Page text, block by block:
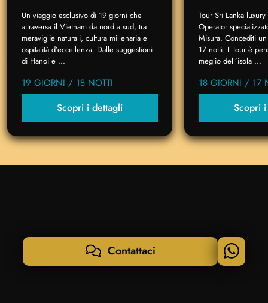
Un viaggio esclusivo di 19 giorni che
attraversa il Vietnam da nord a sud, tra
meraviglie naturali, cultura millenaria e
ospitalità d’eccellenza. Dalle suggestioni
di Hanoi e ...
19 GIORNI / 18 NOTTI
Scopri i dettagli
Tour Sri Lanka
Operator
Misura. Concediti
17 notti. Il tour è
meglio dell’isola ...
18 GIORNI / 17
Scopri
Contattaci